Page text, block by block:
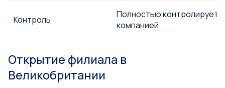
Контроль
Полностью
компанией
Открытие филиала в
Великобритании